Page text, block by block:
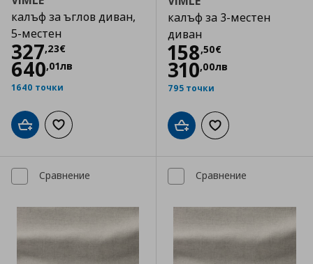
калъф за ъглов диван,
5-местен
327,23€
Цена
640,01лв
1640 точки
Добави в кошницата
Добави към списъка с любими
калъф за 3-местен
диван
158,50€
Цена
310,00лв
795 точки
Добави в кошницата
Добави към
Сравнение Сравнение